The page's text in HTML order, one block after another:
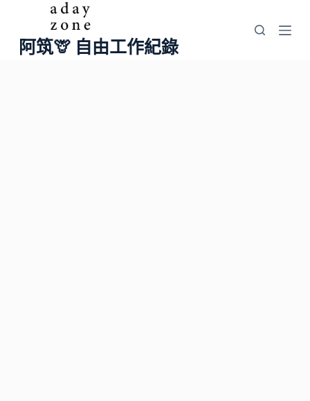
主阿筑🦒 自由工作紀錄